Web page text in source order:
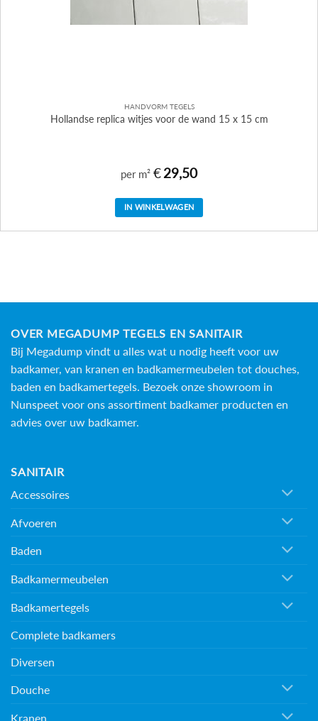
HANDVORM TEGELS
Hollandse replica witjes voor de wand 15 x 15 cm
per m² €29,50
IN WINKELWAGEN
OVER MEGADUMP TEGELS EN SANITAIR
Bij Megadump vindt u alles wat u nodig heeft voor uw
badkamer, van kranen en badkamermeubelen tot douches,
baden en badkamertegels. Bezoek onze showroom in
Nunspeet voor ons assortiment badkamer producten en
advies over uw badkamer.
SANITAIR
Accessoires
Afvoeren
Baden
Badkamermeubelen
Badkamertegels
Complete badkamers
Diversen
Douche
Kranen